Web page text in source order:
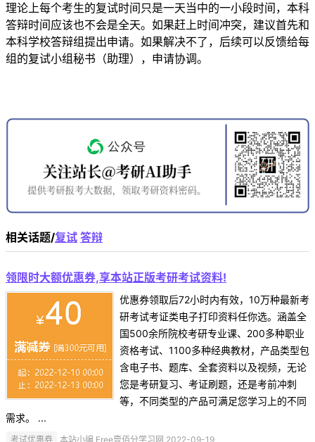
理论上每个考生的复试时间只是一天当中的一小段时间，本科
答辩时间应该也不会是全天。如果赶上时间冲突，建议首先和
本科学校答辩组提出申请。如果解决不了，后续可以反馈给每
组的复试小组秘书（助理），申请协调。
相关话题/复试 答辩
领限时大额优惠券,享本站正版考研考试资料!
优惠券领取后72小时内有效，10万种最新考
研考试考证类电子打印资料任你选。涵盖全
国500余所院校考研专业课、200多种职业
资格考试、1100多种经典教材，产品类型包
含电子书、题库、全套资料以及视频，无论
您是考研复习、考证刷题，还是考前冲刺
等，不同类型的产品可满足您学习上的不同
需求。 ...
考试优惠券 本站小编 Free壹佰分学习网 2022-09-19